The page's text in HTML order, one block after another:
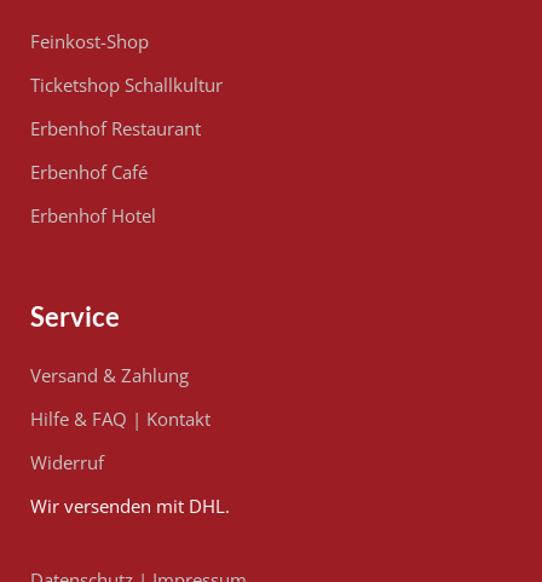
Feinkost-Shop
Ticketshop Schallkultur
Erbenhof Restaurant
Erbenhof Café
Erbenhof Hotel
Service
Versand & Zahlung
Hilfe & FAQ | Kontakt
Widerruf
Wir versenden mit DHL.